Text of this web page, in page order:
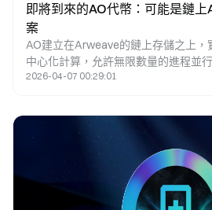
即將到來的AO代幣：可能是鏈
案
AO建立在Arweave的鏈上存儲之上，
中心化計算，允許無限數量的進程並
理由AR託管鏈上，並由 AO 鏈上運行。
2026-04-07 00:29:01